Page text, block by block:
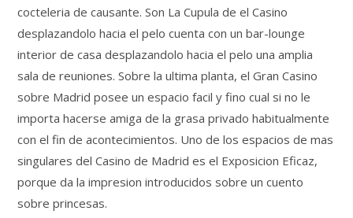
cocteleria de causante. Son La Cupula de el Casino
desplazandolo hacia el pelo cuenta con un bar-lounge
interior de casa desplazandolo hacia el pelo una amplia
sala de reuniones. Sobre la ultima planta, el Gran Casino
sobre Madrid posee un espacio facil y fino cual si no le
importa hacerse amiga de la grasa privado habitualmente
con el fin de acontecimientos. Uno de los espacios de mas
singulares del Casino de Madrid es el Exposicion Eficaz,
porque da la impresion introducidos sobre un cuento
sobre princesas.